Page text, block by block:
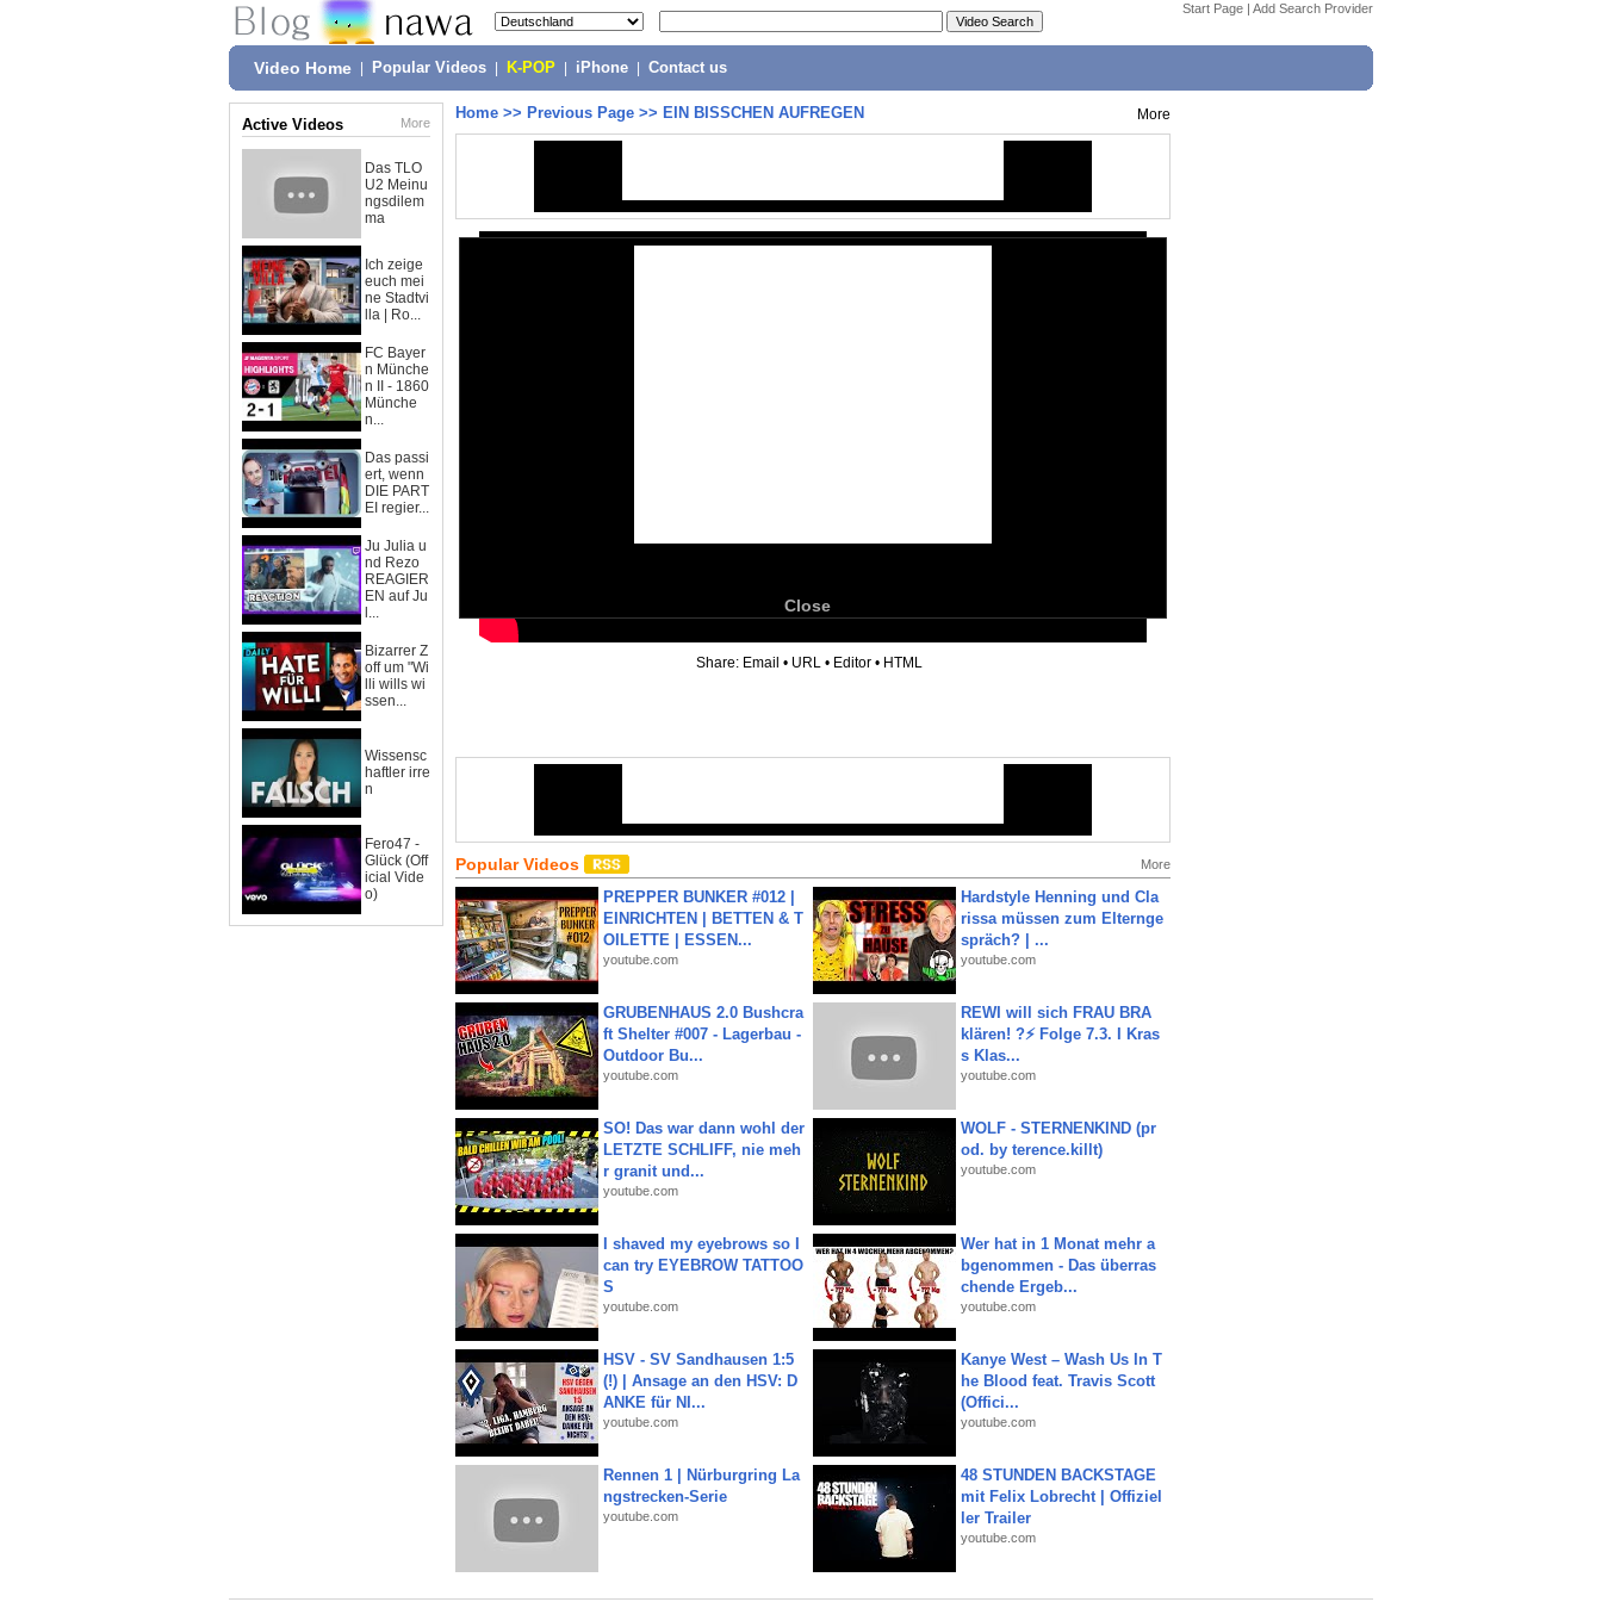
Start Page | Add Search Provider
Video Home Popular Videos K-POP iPhone Contact us
Active Videos More
Das TLO
U2 Meinu
ngsdilem
ma
Ich zeige
euch mei
ne Stadtvi
lla | Ro...
FC Bayer
n Münche
n II - 1860
Münche
n...
Das passi
ert, wenn
DIE PART
EI regier...
Ju Julia u
nd Rezo
REAGIER
EN auf Ju
l...
Bizarrer Z
off um "Wi
lli wills wi
ssen...
Wissensc
haftler irre
n
Fero47 -
Glück (Off
icial Vide
o)
Home >> Previous Page >> EIN BISSCHEN AUFREGEN More
Close
Share: Email • URL • Editor • HTML
Popular Videos More
PREPPER BUNKER #012 |
EINRICHTEN | BETTEN & T
OILETTE | ESSEN...
youtube.com
Hardstyle Henning und Cla
rissa müssen zum Elternge
spräch? | ...
youtube.com
GRUBENHAUS 2.0 Bushcra
ft Shelter #007 - Lagerbau -
Outdoor Bu...
youtube.com
REWI will sich FRAU BRA
klären! ?⚡️ Folge 7.3. I Kras
s Klas...
youtube.com
SO! Das war dann wohl der
LETZTE SCHLIFF, nie meh
r granit und...
youtube.com
WOLF - STERNENKIND (pr
od. by terence.killt)
youtube.com
I shaved my eyebrows so I
can try EYEBROW TATTOO
S
youtube.com
Wer hat in 1 Monat mehr a
bgenommen - Das überras
chende Ergeb...
youtube.com
HSV - SV Sandhausen 1:5
(!) | Ansage an den HSV: D
ANKE für NI...
youtube.com
Kanye West – Wash Us In T
he Blood feat. Travis Scott
(Offici...
youtube.com
Rennen 1 | Nürburgring La
ngstrecken-Serie
youtube.com
48 STUNDEN BACKSTAGE
mit Felix Lobrecht | Offiziel
ler Trailer
youtube.com